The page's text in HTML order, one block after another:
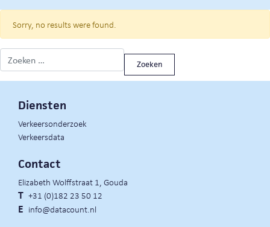
Sorry, no results were found.
Zoeken naar:
Diensten
Verkeersonderzoek
Verkeersdata
Contact
Elizabeth Wolffstraat 1, Gouda
T +31 (0)182 23 50 12
E info@datacount.nl